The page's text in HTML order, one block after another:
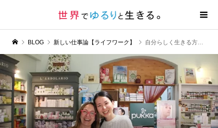
BLOG 新しい仕事論【ライフワーク】 自分らしく生きる方法がわからない！そもそもライフワークってなに？